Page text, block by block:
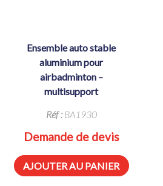
ensemble auto stable
aluminium pour
airbadminton –
multisupport
Réf :BA1930
Demande de devis
AJOUTER AU PANIER